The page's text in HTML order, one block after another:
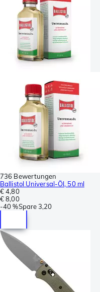
736 Bewertungen
Ballistol Universal-Öl, 50 ml
€ 4,80
€ 8,00
-40 %Spare3,20